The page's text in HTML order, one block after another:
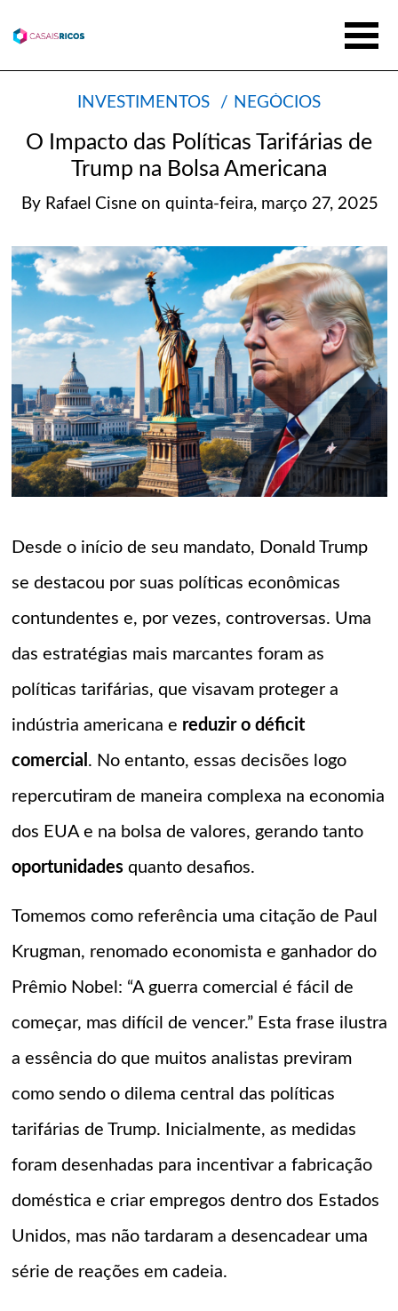
INVESTIMENTOS NEGÓCIOS
O Impacto das Políticas Tarifárias de
Trump na Bolsa Americana
By Rafael Cisne on quinta-feira, março 27, 2025
Desde o início de seu mandato, Donald Trump
se destacou por suas políticas econômicas
contundentes e, por vezes, controversas. Uma
das estratégias mais marcantes foram as
políticas tarifárias, que visavam proteger a
indústria americana e reduzir o déficit
comercial . No entanto, essas decisões logo
repercutiram de maneira complexa na economia
dos EUA e na bolsa de valores, gerando tanto
oportunidadesquanto desafios.
Tomemos como referência uma citação de Paul
Krugman, renomado economista e ganhador do
Prêmio Nobel: “A guerra comercial é fácil de
começar, mas difícil de vencer.” Esta frase ilustra
a essência do que muitos analistas previram
como sendo o dilema central das políticas
tarifárias de Trump. Inicialmente, as medidas
foram desenhadas para incentivar a fabricação
doméstica e criar empregos dentro dos Estados
Unidos, mas não tardaram a desencadear uma
série de reações em cadeia.